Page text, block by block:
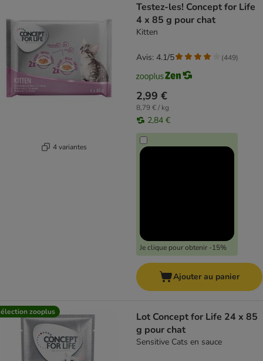
4 variantes
Testez-les! Concept for Life
4 x 85 g pour chat
Kitten
2,99 €
8,79 € / kg
2,84 €
Je clique pour obtenir -15%
Avis: 4.1/5 (449)
Ajouter au panier
zooplus
Lot Concept for Life 24 x 85
g pour chat
Sensitive Cats en sauce